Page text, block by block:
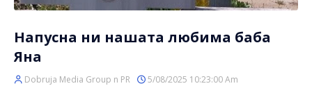
Напусна ни нашата любима баба
Яна
Dobruja Media Group n PR 5/08/2025 10:23:00 Am